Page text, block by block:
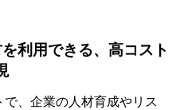
利用できる、高コスト
、企業の人材育成やリス